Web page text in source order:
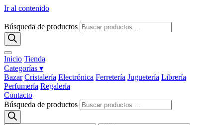
Ir al contenido
Búsqueda de productos
Inicio Tienda
Categorías ▾
Bazar Cristalería Electrónica Ferretería Juguetería Librería
Perfumería Regalería
Contacto
Búsqueda de productos